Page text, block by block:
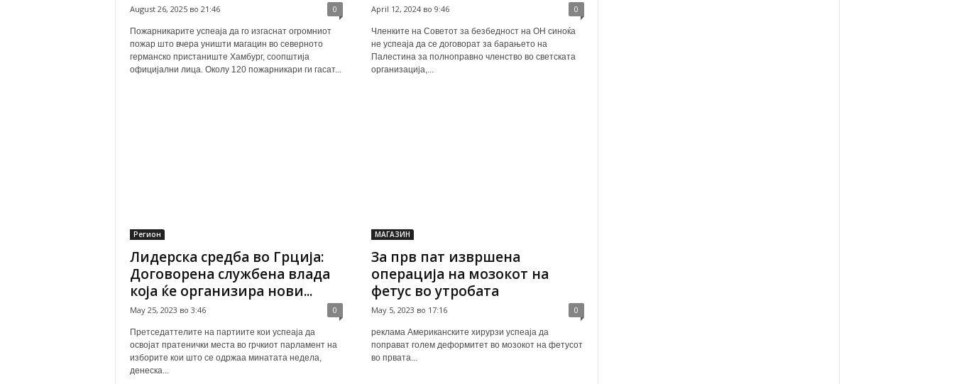
August 26, 2025 во 21:46 0
Пожарникарите успеаја да го изгаснат огромниот
пожар што вчера уништи магацин во северното
германско пристаниште Хамбург, соопштија
официјални лица. Околу 120 пожарникари ги гасат...
April 12, 2024 во 9:46 0
Членките на Советот за безбедност на ОН синоќа
не успеаја да се договорат за барањето на
Палестина за полноправно членство во светската
организација,...
Регион
Лидерска средба во Грција:
Договорена службена влада
која ќе организира нови...
May 25, 2023 во 3:46 0
Претседаттелите на партиите кои успеаја да
освојат пратенички места во грчкиот парламент на
изборите кои што се одржаа минатата недела,
денеска...
МАГАЗИН
За прв пат извршена
операција на мозокот на
фетус во утробата
May 5, 2023 во 17:16 0
реклама Американските хирурзи успеаја да
поправат голем деформитет во мозокот на фетусот
во првата...